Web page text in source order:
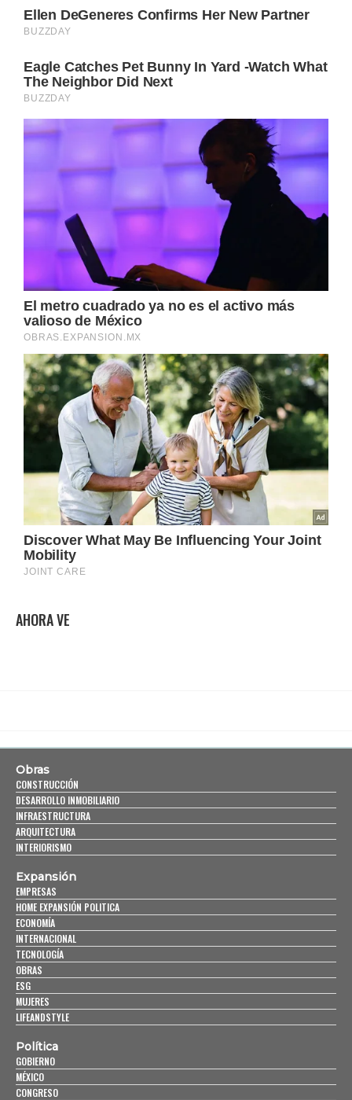
AHORA VE
Obras
CONSTRUCCIÓN
DESARROLLO INMOBILIARIO
INFRAESTRUCTURA
ARQUITECTURA
INTERIORISMO
Expansión
EMPRESAS
HOME EXPANSIÓN POLITICA
ECONOMÍA
INTERNACIONAL
TECNOLOGÍA
OBRAS
ESG
MUJERES
LIFEANDSTYLE
Política
GOBIERNO
MÉXICO
CONGRESO